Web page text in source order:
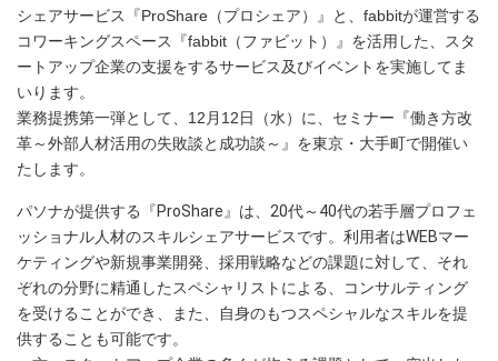
シェアサービス『ProShare（プロシェア）』と、fabbitが運営する
コワーキングスペース『fabbit（ファビット）』を活用した、スタ
ートアップ企業の支援をするサービス及びイベントを実施してま
いります。
業務提携第一弾として、12月12日（水）に、セミナー『働き方改
革～外部人材活用の失敗談と成功談～』を東京・大手町で開催い
たします。
パソナが提供する『ProShare』は、20代～40代の若手層プロフェ
ッショナル人材のスキルシェアサービスです。利用者はWEBマー
ケティングや新規事業開発、採用戦略などの課題に対して、それ
ぞれの分野に精通したスペシャリストによる、コンサルティング
を受けることができ、また、自身のもつスペシャルなスキルを提
供することも可能です。